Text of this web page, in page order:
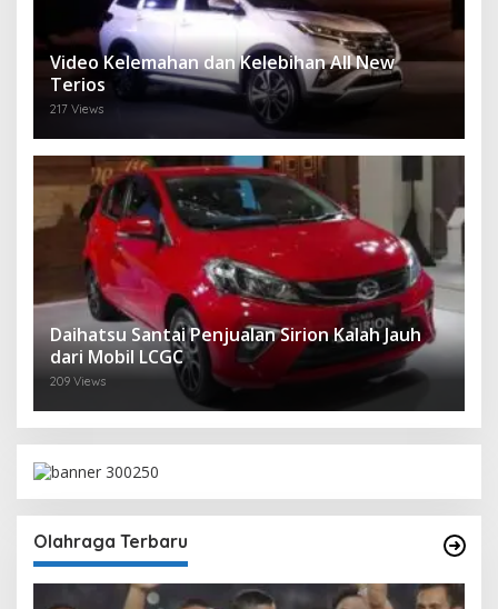
Video Kelemahan dan Kelebihan All New
Terios
217 Views
Daihatsu Santai Penjualan Sirion Kalah Jauh
dari Mobil LCGC
209 Views
Olahraga Terbaru